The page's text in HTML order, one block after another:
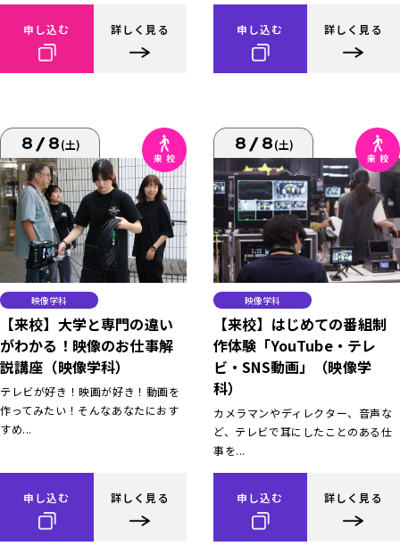
申し込む 詳しく見る 申し込む 詳しく見る
8/8(土)
映像学科
【来校】大学と専門の違い
がわかる！映像のお仕事解
説講座（映像学科）
テレビが好き！映画が好き！動画を
作ってみたい！そんなあなたにおす
すめ...
申し込む 詳しく見る
8/8(土)
映像学科
【来校】はじめての番組制
作体験「YouTube・テレ
ビ・SNS動画」（映像学
科）
カメラマンやディレクター、音声な
ど、テレビで耳にしたことのある仕
事を...
申し込む 詳しく見る